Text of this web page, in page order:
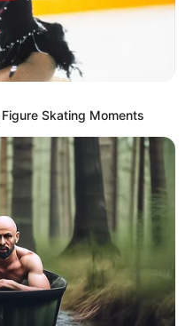
Skating Moments